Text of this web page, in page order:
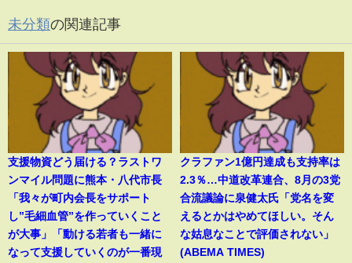
未分類の関連記事
支援物資どう届ける？ラストワ
ンマイル問題に熊本・八代市長
「我々が町内会長をサポート
し”毛細血管”を作っていくこと
が大事」「動ける若者も一緒に
なって支援していくのが一番現
クラファン1億円達成も支持率は
2.3％…中道改革連合、8月の3党
合流議論に泉健太氏「党名を変
えるとかはやめてほしい。そん
な姑息なことで評価されない」
(ABEMA TIMES)